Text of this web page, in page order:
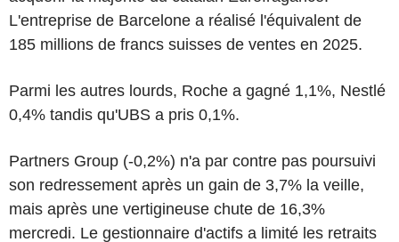
L'entreprise de Barcelone a réalisé l'équivalent de
185 millions de francs suisses de ventes en 2025.
Parmi les autres lourds, Roche a gagné 1,1%, Nestlé
0,4% tandis qu'UBS a pris 0,1%.
Partners Group (-0,2%) n'a par contre pas poursuivi
son redressement après un gain de 3,7% la veille,
mais après une vertigineuse chute de 16,3%
mercredi. Le gestionnaire d'actifs a limité les retraits